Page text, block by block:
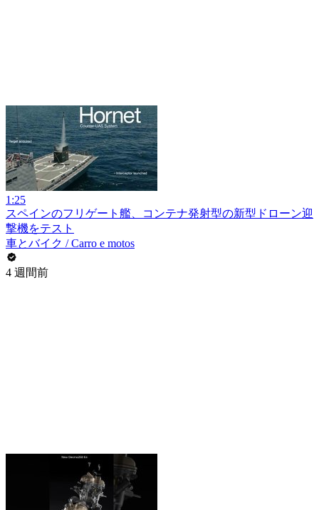
1:25
スペインのフリゲート艦、コンテナ発射型の新型ドローン迎
撃機をテスト
車とバイク / Carro e motos
4 週間前